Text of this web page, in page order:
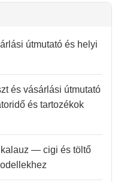
útmutató és helyi
és vásárlási útmutató
és tartozékok
— cigi és töltő